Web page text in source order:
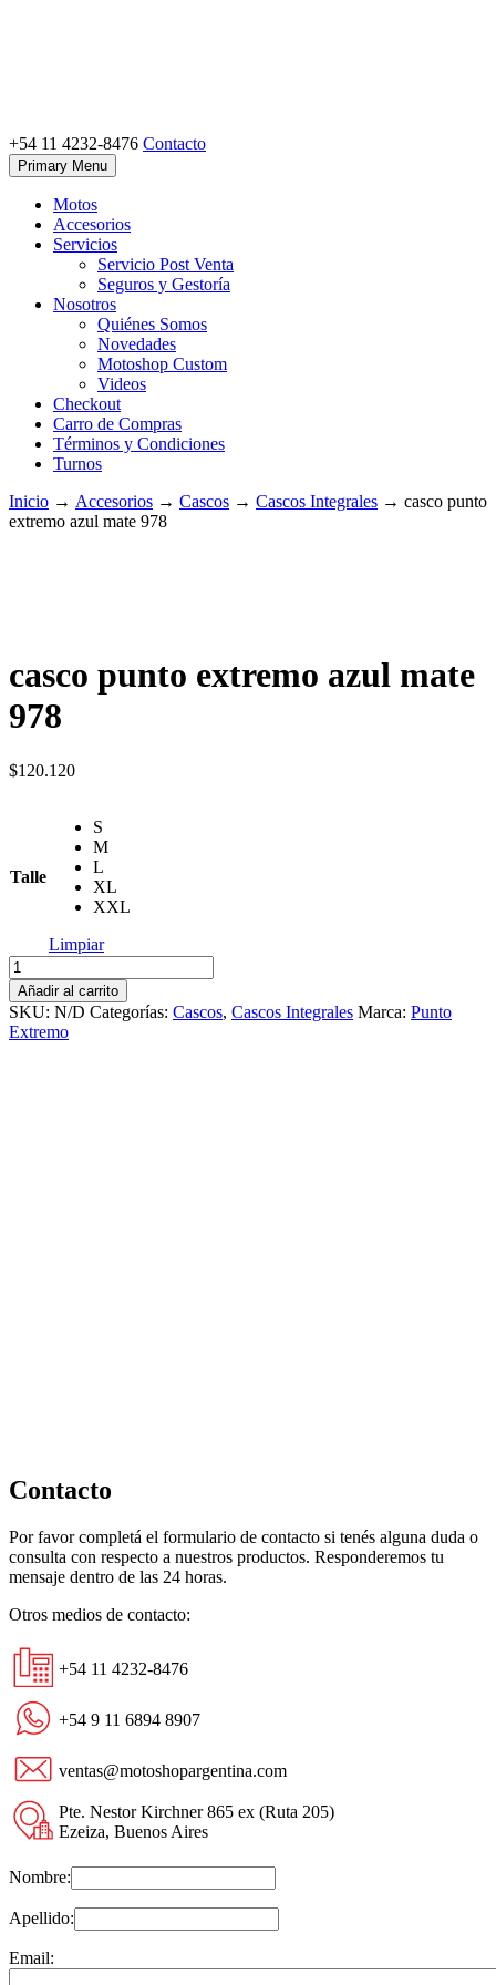
Motoshop Ezeiza
Motos y Accesorios
+54 11 4232-8476 Contacto
Primary Menu
Motos
Accesorios
Servicios
Servicio Post Venta
Seguros y Gestoría
Nosotros
Quiénes Somos
Novedades
Motoshop Custom
Videos
Checkout
Carro de Compras
Términos y Condiciones
Turnos
Inicio → Accesorios → Cascos → Cascos Integrales → casco punto
extremo azul mate 978
casco punto extremo azul mate
978
$120.120
Talle
S
M
L
XL
XXL
Limpiar
casco
punto
extremo
azul
mate
Añadir al carrito
SKU: N/D Categorías: Cascos, Cascos Integrales Marca: Punto
Extremo
Contacto
Por favor completá el formulario de contacto si tenés alguna duda o
consulta con respecto a nuestros productos. Responderemos tu
mensaje dentro de las 24 horas.
Otros medios de contacto:
+54 11 4232-8476
+54 9 11 6894 8907
ventas@motoshopargentina.com
Pte. Nestor Kirchner 865 ex (Ruta 205)
Ezeiza, Buenos Aires
Nombre:
Apellido:
Email: